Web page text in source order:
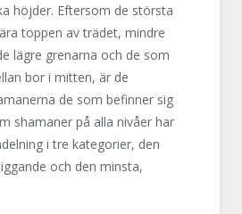
höjder. Eftersom de största
toppen av trädet, mindre
lägre grenarna och de som
bor i mitten, är de
de som befinner sig
shamaner på alla nivåer har
i tre kategorier, den
och den minsta,